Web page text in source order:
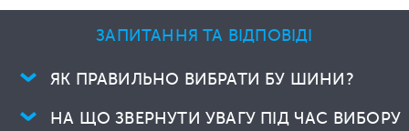
ЗАПИТАННЯ ТА ВІДПОВІДІ
ЯК ПРАВИЛЬНО ВИБРАТИ БУ ШИНИ?
НА ЩО ЗВЕРНУТИ УВАГУ ПІД ЧАС ВИБОРУ